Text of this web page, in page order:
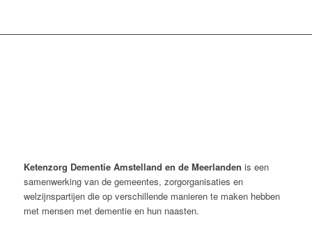
Ketenzorg Dementie Amstelland en de Meerlanden is een
samenwerking van de gemeentes, zorgorganisaties en
welzijnspartijen die op verschillende manieren te maken hebben
met mensen met dementie en hun naasten.